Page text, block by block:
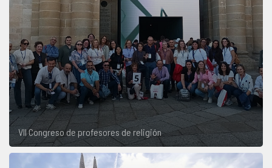
VII Congreso de profesores de religión